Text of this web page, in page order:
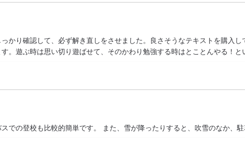
かり確認して、必ず解き直しをさせました。良さそうなテキストを購入
。遊ぶ時は思い切り遊ばせて、そのかわり勉強する時はとことんやる！と
での登校も比較的簡単です。 また、雪が降ったりすると、吹雪のなか、